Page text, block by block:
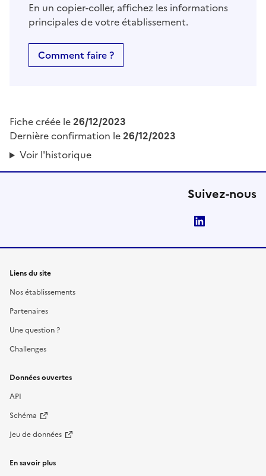
En un copier-coller, affichez les informations
principales de votre établissement.
Comment faire ?
Fiche créée le26/12/2023
Dernière confirmation le26/12/2023
Voir l'historique
Suivez-nous
Liens du site
Nos établissements
Partenaires
Une question ?
Challenges
Données ouvertes
API
Schéma
Jeu de données
En savoir plus